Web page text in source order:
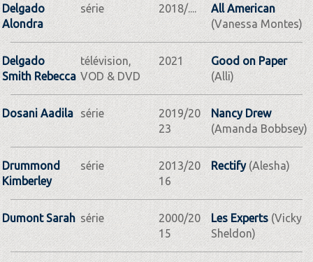
Delgado
Alondra
série 2018/....
All American
(Vanessa Montes)
Delgado
Smith Rebecca
télévision,
VOD & DVD
2021
Good on Paper
(Alli)
Dosani Aadila série
2019/20
23
Nancy Drew
(Amanda Bobbsey)
Drummond
Kimberley
série
2013/20
16
Rectify(Alesha)
Dumont Sarah série
2000/20
15
Les Experts(Vicky
Sheldon)